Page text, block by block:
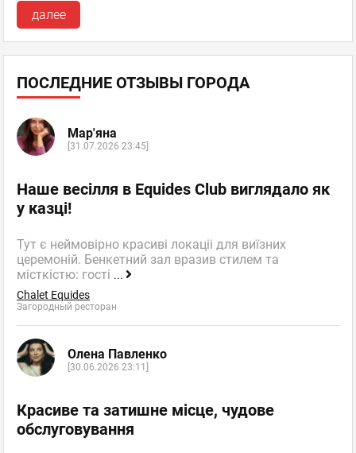
далее
ПОСЛЕДНИЕ ОТЗЫВЫ ГОРОДА
Мар'яна
[31.07.2026 23:45]
Наше весілля в Equides Club виглядало як
у казці!
Тут є неймовірно красиві локаціі для виїзних
церемоній. Бенкетний зал вразив стилем та
місткістю: гості ...
Chalet Equides
Загородный ресторан
Олена Павленко
[30.06.2026 23:11]
Красиве та затишне місце, чудове
обслуговування